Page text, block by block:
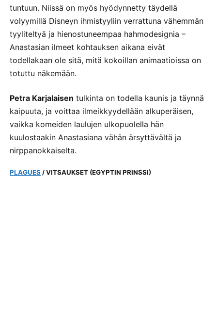
tuntuun. Niissä on myös hyödynnetty täydellä
volyymillä Disneyn ihmistyyliin verrattuna vähemmän
tyyliteltyä ja hienostuneempaa hahmodesignia –
Anastasian ilmeet kohtauksen aikana eivät
todellakaan ole sitä, mitä kokoillan animaatioissa on
totuttu näkemään.
Petra Karjalaisen tulkinta on todella kaunis ja täynnä
kaipuuta, ja voittaa ilmeikkyydellään alkuperäisen,
vaikka komeiden laulujen ulkopuolella hän
kuulostaakin Anastasiana vähän ärsyttävältä ja
nirppanokkaiselta.
PLAGUES / VITSAUKSET (EGYPTIN PRINSSI)